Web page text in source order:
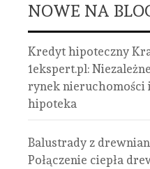
NOWE NA
Kredyt hipoteczny
1ekspert.pl:
rynek nieruchomości
hipoteka
Balustrady z
Połączenie ciepła